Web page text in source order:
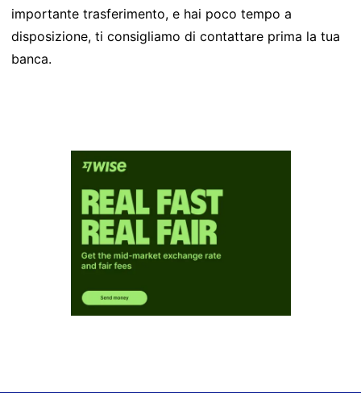
importante trasferimento, e hai poco tempo a
disposizione, ti consigliamo di contattare prima la tua
banca.